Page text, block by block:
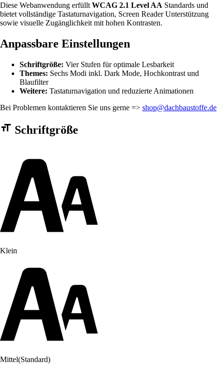
Diese Webanwendung erfüllt WCAG 2.1 Level AA Standards und
bietet vollständige Tastaturnavigation, Screen Reader Unterstützung
sowie visuelle Zugänglichkeit mit hohen Kontrasten.
Anpassbare Einstellungen
Schriftgröße: Vier Stufen für optimale Lesbarkeit
Themes: Sechs Modi inkl. Dark Mode, Hochkontrast und
Blaufilter
Weitere: Tastaturnavigation und reduzierte Animationen
Bei Problemen kontaktieren Sie uns gerne => shop@dachbaustoffe.de
Barrierefreiheit Einstellungen Formular
Schriftgröße
Klein
Mittel(Standard)